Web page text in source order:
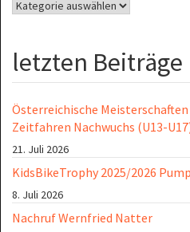
Kategorien
letzten Beiträge
Österreichische
Zeitfahren Nachwuchs (U13-
21. Juli 2026
KidsBikeTrophy 2025/2026
8. Juli 2026
Nachruf Wernfried Natter